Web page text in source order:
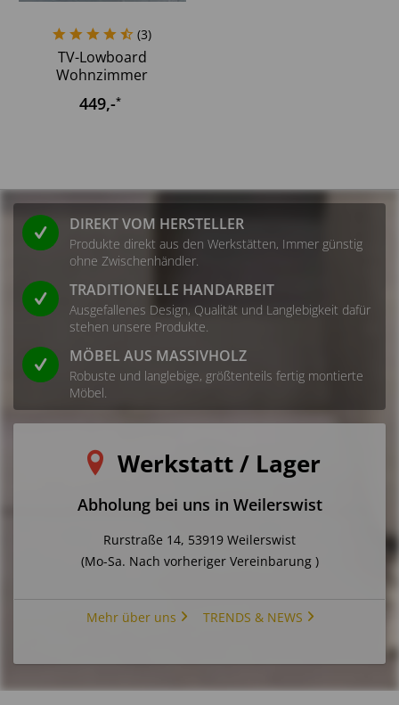
(3)
TV-Lowboard
Wohnzimmer
Fernsehtisch Board...
449,-*
DIREKT VOM HERSTELLER
Produkte direkt aus den Werkstätten, Immer günstig
ohne Zwischenhändler.
TRADITIONELLE HANDARBEIT
Ausgefallenes Design, Qualität und Langlebigkeit dafür
stehen unsere Produkte.
MÖBEL AUS MASSIVHOLZ
Robuste und langlebige, größtenteils fertig montierte
Möbel.
Werkstatt / Lager
Abholung bei uns in Weilerswist
Rurstraße 14, 53919 Weilerswist
(Mo-Sa. Nach vorheriger Vereinbarung )
Mehr über uns TRENDS & NEWS